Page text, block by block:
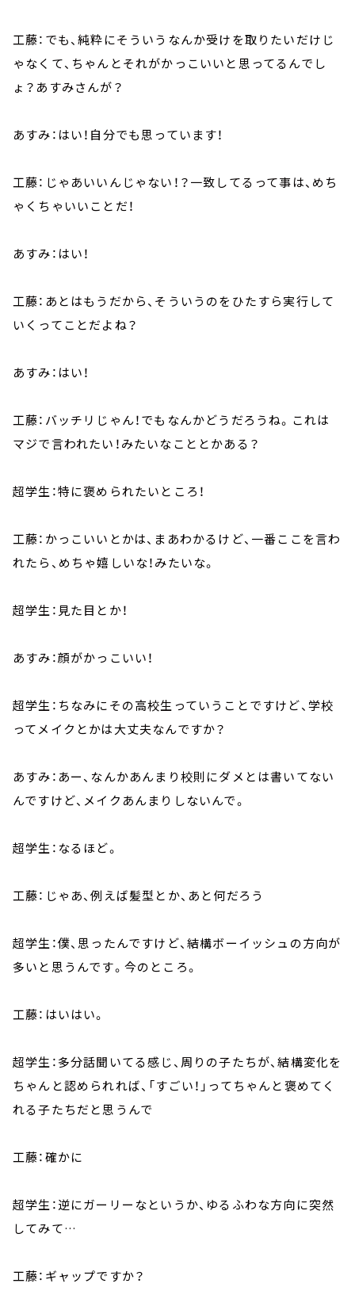
工藤：でも、純粋にそういうなんか受けを取りたいだけじ
ゃなくて、ちゃんとそれがかっこいいと思ってるんでし
ょ？あすみさんが？
あすみ：はい！自分でも思っています！
工藤：じゃあいいんじゃない！？一致してるって事は、めち
ゃくちゃいいことだ！
あすみ：はい！
工藤：あとはもうだから、そういうのをひたすら実行して
いくってことだよね？
あすみ：はい！
工藤：バッチリじゃん！でもなんかどうだろうね。これは
マジで言われたい！みたいなこととかある？
超学生：特に褒められたいところ！
工藤：かっこいいとかは、まあわかるけど、一番ここを言わ
れたら、めちゃ嬉しいな！みたいな。
超学生：見た目とか！
あすみ：顔がかっこいい！
超学生：ちなみにその高校生っていうことですけど、学校
ってメイクとかは大丈夫なんですか？
あすみ：あー、なんかあんまり校則にダメとは書いてない
んですけど、メイクあんまりしないんで。
超学生：なるほど。
工藤：じゃあ、例えば髪型とか、あと何だろう
超学生：僕、思ったんですけど、結構ボーイッシュの方向が
多いと思うんです。今のところ。
工藤：はいはい。
超学生：多分話聞いてる感じ、周りの子たちが、結構変化を
ちゃんと認められれば、「すごい！」ってちゃんと褒めてく
れる子たちだと思うんで
工藤：確かに
超学生：逆にガーリーなというか、ゆるふわな方向に突然
してみて…
工藤：ギャップですか？